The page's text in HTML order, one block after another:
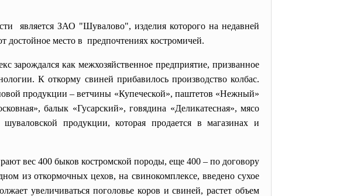
является ЗАО "Шувалово", изделия которого на недавней
достойное место в предпочтениях костромичей.
как межхозяйственное предприятие, призванное
К откорму свиней прибавилось производство колбас.
продукции – ветчины «Купеческой», паштетов «Нежный»
балык «Гусарский», говядина «Деликатесная», мясо
продукции, которая продается в магазинах и
вес 400 быков костромской породы, еще 400 – по договору
из откормочных цехов, на свинокомплексе, введено сухое
увеличиваться поголовье коров и свиней, растет объем